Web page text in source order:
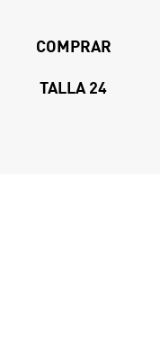
COMPRAR
TALLA 24